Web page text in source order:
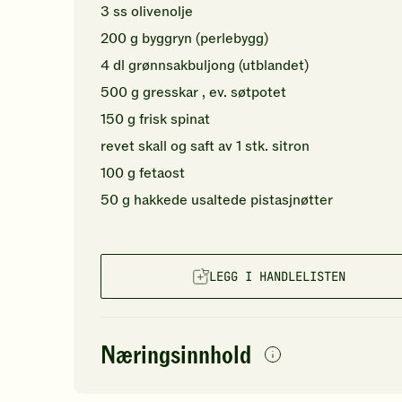
3 ss olivenolje
200g byggryn (perlebygg)
4dl grønnsakbuljong (utblandet)
500g gresskar , ev. søtpotet
150g frisk spinat
revet skall og saft av1 stk. sitron
100g fetaost
50g hakkede usaltede pistasjnøtter
LEGG I HANDLELISTEN
Næringsinnhold